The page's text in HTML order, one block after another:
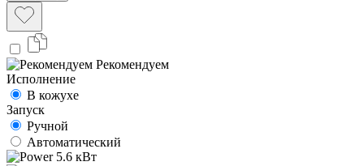
Рекомендуем
Исполнение
В кожухе
Запуск
Ручной
Автоматический
5.6 кВт